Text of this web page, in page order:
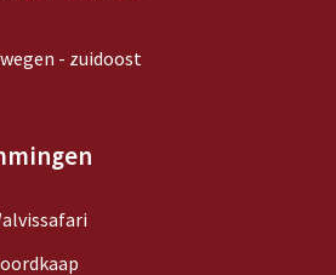
- zuidoost